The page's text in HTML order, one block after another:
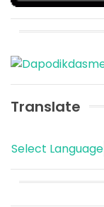
Translate
Select Language